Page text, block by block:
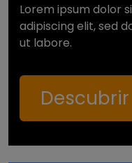
Lorem ipsum dolor
adipiscing elit, sed
ut labore.
Descubrir